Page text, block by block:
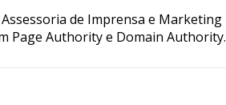
de Imprensa e Marketing
Page Authority e Domain Authority.